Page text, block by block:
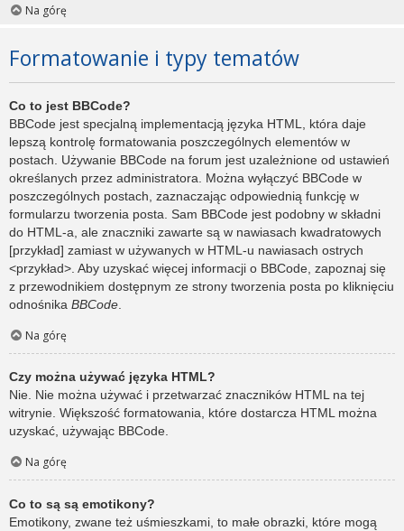
Na górę
Formatowanie i typy tematów
Co to jest BBCode?
BBCode jest specjalną implementacją języka HTML, która daje
lepszą kontrolę formatowania poszczególnych elementów w
postach. Używanie BBCode na forum jest uzależnione od ustawień
określanych przez administratora. Można wyłączyć BBCode w
poszczególnych postach, zaznaczając odpowiednią funkcję w
formularzu tworzenia posta. Sam BBCode jest podobny w składni
do HTML-a, ale znaczniki zawarte są w nawiasach kwadratowych
[przykład] zamiast w używanych w HTML-u nawiasach ostrych
<przykład>. Aby uzyskać więcej informacji o BBCode, zapoznaj się
z przewodnikiem dostępnym ze strony tworzenia posta po kliknięciu
odnośnika BBCode
Na górę
Czy można używać języka HTML?
Nie. Nie można używać i przetwarzać znaczników HTML na tej
witrynie. Większość formatowania, które dostarcza HTML można
uzyskać, używając BBCode.
Na górę
Co to są są emotikony?
Emotikony, zwane też uśmieszkami, to małe obrazki, które mogą